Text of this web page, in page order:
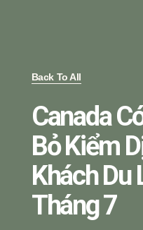
Back To All
Canada
Bỏ Kiểm
Khách Du
Tháng 7